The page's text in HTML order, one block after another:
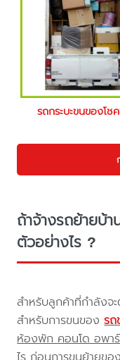
รถกระบะขนของโช
ถ้าจ้างรถย้ายบ้
ตัวอย่างไร ?
สำหรับลูกค้าที่กำลังจ
สำหรับการขนของรถ
ห้องพัก คอนโด อพา